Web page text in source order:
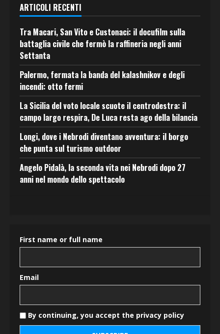
ARTICOLI RECENTI
Tra Macari, San Vito e Custonaci: il docufilm sulla
battaglia civile che fermò la raffineria negli anni
Settanta
Palermo, fermata la banda del kalashnikov e degli
incendi: otto fermi
La Sicilia del voto locale scuote il centrodestra: il
campo largo respira, De Luca resta ago della bilancia
Longi, dove i Nebrodi diventano avventura: il borgo
che punta sul turismo outdoor
Angelo Pidalà, la seconda vita nei Nebrodi dopo 27
anni nel mondo dello spettacolo
First name or full name
Email
By continuing, you accept the privacy policy